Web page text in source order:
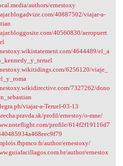
authors/ernestoxy
40887502/viajar-a-
40560830/aeropuert
4644489/el_a
6256120/viaje_
7327262/dono
viajar-a-Teruel-03-13
profil/ernestoy/o-mne/
profile/614f2f19116d7
author/ernestoxy/
author/ernestox